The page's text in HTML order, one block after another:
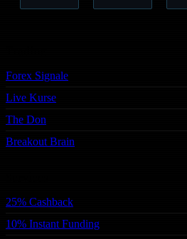
Forex Signale
Live Kurse
The Don
Breakout Brain
25% Cashback
10% Instant Funding